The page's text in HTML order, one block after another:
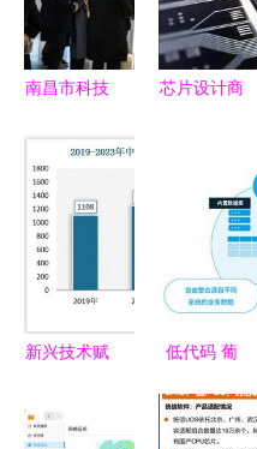
南昌市科技
端伟一行莅
临百胜智能
视察指导，
共话软件开
发新篇章
芯片设计商
制 为什么
设计图纸难
以被窃取
新兴技术赋
新成为我国
低代码 葡
发者的嬗变